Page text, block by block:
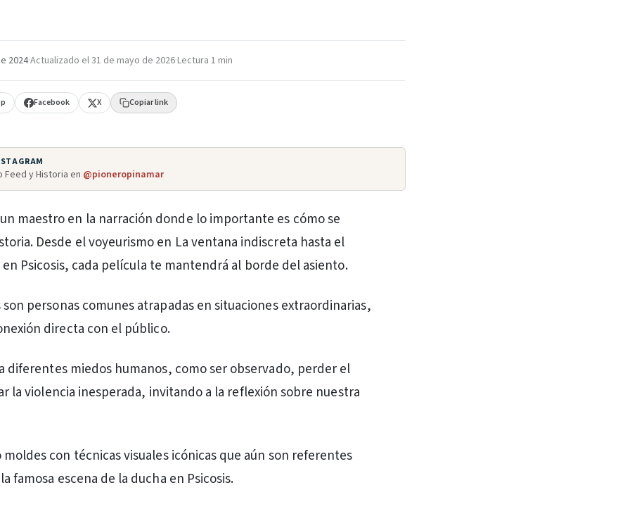
2024·Actualizado el31 de mayo de 2026·Lectura 1 min
Facebook X Copiar link
Feed y Historia en @pioneropinamar
maestro en la narración donde lo importante es cómo se
Desde el voyeurismo en La ventana indiscreta hasta el
Psicosis, cada película te mantendrá al borde del asiento.
personas comunes atrapadas en situaciones extraordinarias,
directa con el público.
diferentes miedos humanos, como ser observado, perder el
la violencia inesperada, invitando a la reflexión sobre nuestra
con técnicas visuales icónicas que aún son referentes
famosa escena de la ducha en Psicosis.